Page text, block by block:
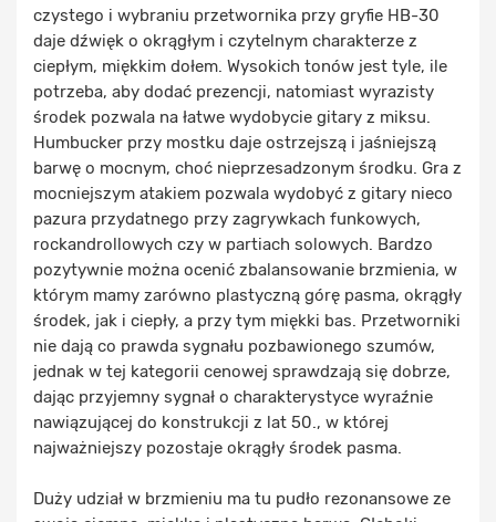
czystego i wybraniu przetwornika przy gryfie HB-30
daje dźwięk o okrągłym i czytelnym charakterze z
ciepłym, miękkim dołem. Wysokich tonów jest tyle, ile
potrzeba, aby dodać prezencji, natomiast wyrazisty
środek pozwala na łatwe wydobycie gitary z miksu.
Humbucker przy mostku daje ostrzejszą i jaśniejszą
barwę o mocnym, choć nieprzesadzonym środku. Gra z
mocniejszym atakiem pozwala wydobyć z gitary nieco
pazura przydatnego przy zagrywkach funkowych,
rockandrollowych czy w partiach solowych. Bardzo
pozytywnie można ocenić zbalansowanie brzmienia, w
którym mamy zarówno plastyczną górę pasma, okrągły
środek, jak i ciepły, a przy tym miękki bas. Przetworniki
nie dają co prawda sygnału pozbawionego szumów,
jednak w tej kategorii cenowej sprawdzają się dobrze,
dając przyjemny sygnał o charakterystyce wyraźnie
nawiązującej do konstrukcji z lat 50., w której
najważniejszy pozostaje okrągły środek pasma.
Duży udział w brzmieniu ma tu pudło rezonansowe ze